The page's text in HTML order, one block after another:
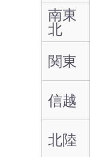
南東
北
関東
信越
北陸